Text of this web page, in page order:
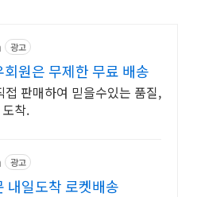
광고
원은 무제한 무료 배송
판매하여 믿을수있는 품질,
착.
광고
내일도착 로켓배송